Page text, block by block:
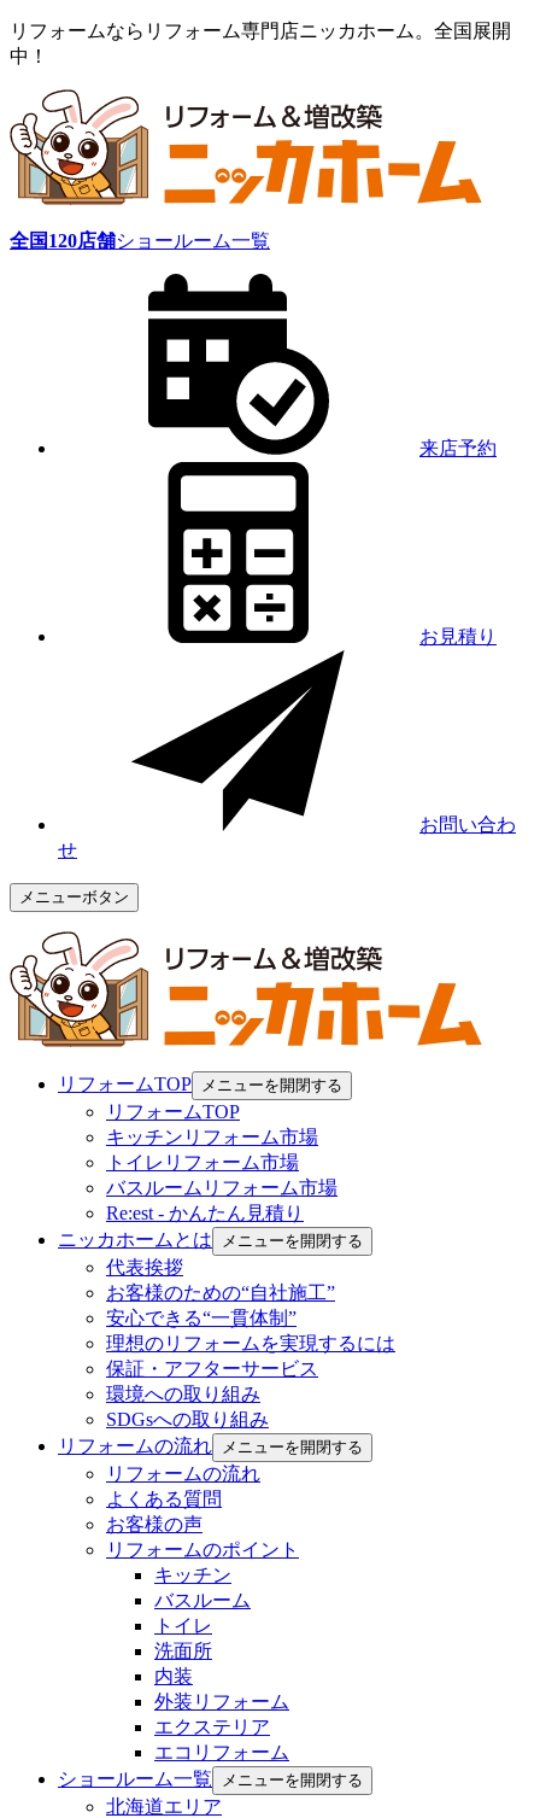
リフォームならリフォーム専門店ニッカホーム。全国展開
中！
全国120店舗ショールーム一覧
来店予約
お見積り
お問い合わ
せ
メニューボタン
リフォームTOP メニューを開閉する
リフォームTOP
キッチンリフォーム市場
トイレリフォーム市場
バスルームリフォーム市場
Re:est - かんたん見積り
ニッカホームとは
メニューを開閉する
代表挨拶
お客様のための“自社施工”
安心できる“一貫体制”
理想のリフォームを実現するには
保証・アフターサービス
環境への取り組み
SDGsへの取り組み
リフォームの流れ
メニューを開閉する
リフォームの流れ
よくある質問
お客様の声
リフォームのポイント
キッチン
バスルーム
トイレ
洗面所
内装
外装リフォーム
エクステリア
エコリフォーム
ショールーム一覧
メニューを開閉する
北海道エリア